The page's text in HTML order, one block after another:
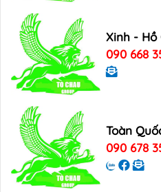
Xinh - Hồ
090 668
Toàn
090 678